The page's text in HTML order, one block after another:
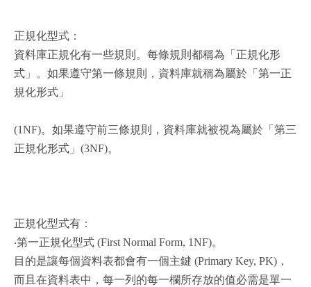
正規化型式：
資料庫正規化有一些規則。每條規則都稱為「正規化形
式」。如果遵守第一條規則，資料庫就稱為屬於「第一正
規化形式」
(1NF)。如果遵守前三條規則，資料庫就被視為屬於「第三
正規化形式」(3NF)。
正規化型式有：
‧第一正規化型式 (First Normal Form, 1NF)。
目的是讓每個資料表都會有一個主鍵 (Primary Key, PK)，
而且在資料表中，每一列的每一欄所存放的值必需是單一